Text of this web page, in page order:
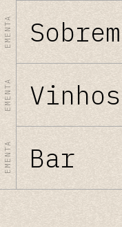
EMENTA
EMENTA
Vinhos
EMENTA
Bar